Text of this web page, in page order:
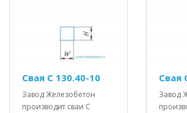
Свая С 130.40-10
Завод Железобетон
производит сваи С
Свая
Завод